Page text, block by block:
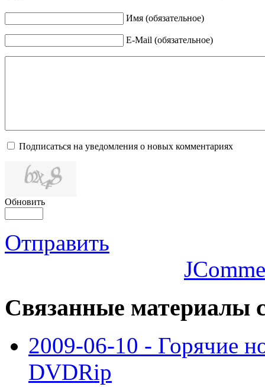
Имя (обязательное)
E-Mail (обязательное)
Подписаться на уведомления о новых комментариях
Обновить
Отправить
Связанные материалы
2009-06-10 - Горячие
DVDRip